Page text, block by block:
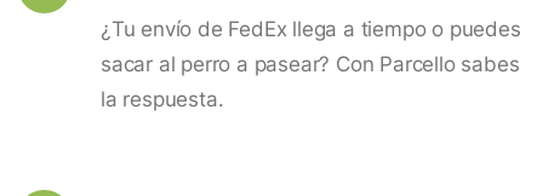
¿Tu envío de FedEx llega a tiempo o puedes
sacar al perro a pasear? Con Parcello sabes
la respuesta.